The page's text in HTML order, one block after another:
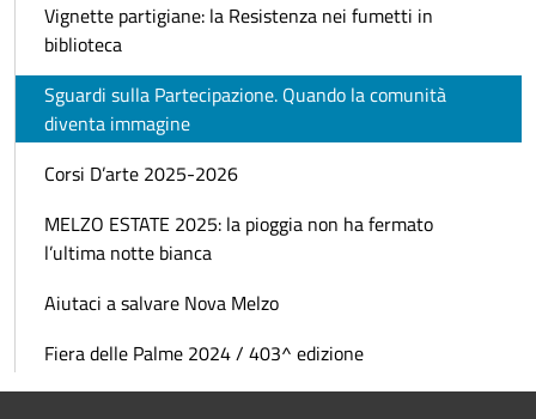
Vignette partigiane: la Resistenza nei fumetti in
biblioteca
Sguardi sulla Partecipazione. Quando la comunità
diventa immagine
Corsi D’arte 2025-2026
MELZO ESTATE 2025: la pioggia non ha fermato
l’ultima notte bianca
Aiutaci a salvare Nova Melzo
Fiera delle Palme 2024 / 403^ edizione